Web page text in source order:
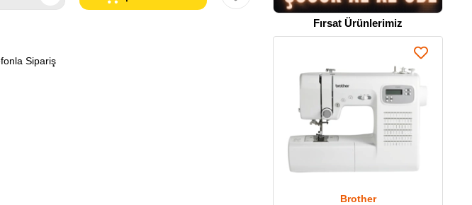
Sipariş
Fırsat Ürünlerimiz
Brother